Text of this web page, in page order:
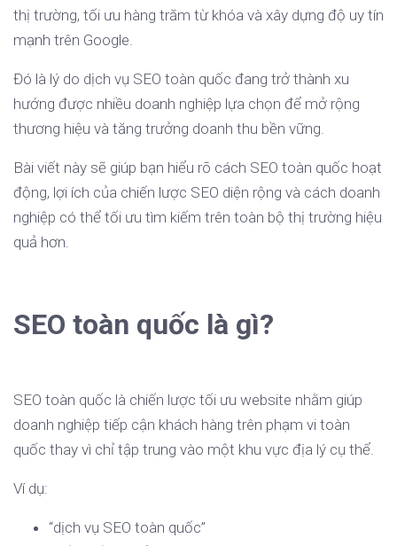
thị trường, tối ưu hàng trăm từ khóa và xây dựng độ uy tín
mạnh trên Google.
Đó là lý do dịch vụ SEO toàn quốc đang trở thành xu
hướng được nhiều doanh nghiệp lựa chọn để mở rộng
thương hiệu và tăng trưởng doanh thu bền vững.
Bài viết này sẽ giúp bạn hiểu rõ cách SEO toàn quốc hoạt
động, lợi ích của chiến lược SEO diện rộng và cách doanh
nghiệp có thể tối ưu tìm kiếm trên toàn bộ thị trường hiệu
quả hơn.
SEO toàn quốc là gì?
SEO toàn quốc là chiến lược tối ưu website nhằm giúp
doanh nghiệp tiếp cận khách hàng trên phạm vi toàn
quốc thay vì chỉ tập trung vào một khu vực địa lý cụ thể.
Ví dụ:
“dịch vụ SEO toàn quốc”